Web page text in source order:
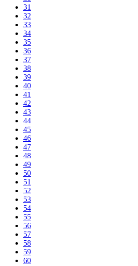
31
32
33
34
35
36
37
38
39
40
41
42
43
44
45
46
47
48
49
50
51
52
53
54
55
56
57
58
59
60